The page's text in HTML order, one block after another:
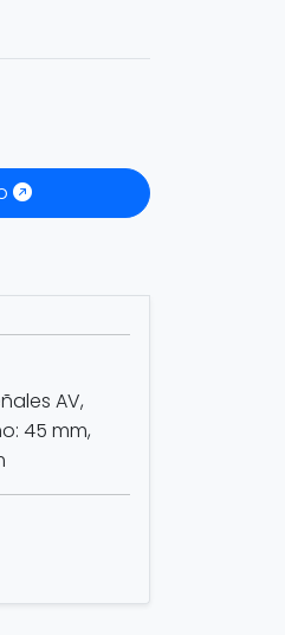
AV,
45 mm,